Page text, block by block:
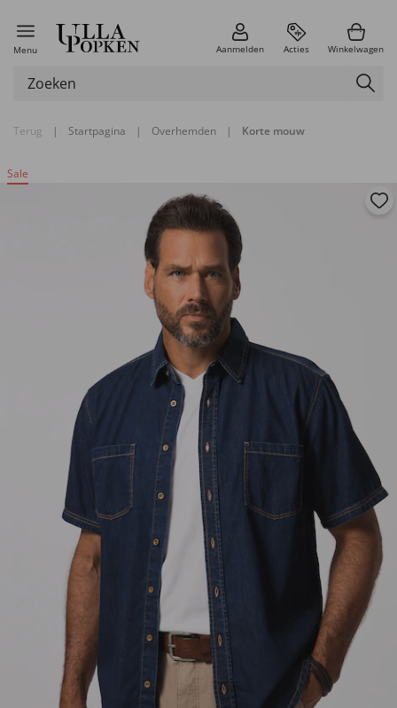
Menu Aanmelden Acties Winkelwagen
Terug | Startpagina | Overhemden | Korte mouw
Sale